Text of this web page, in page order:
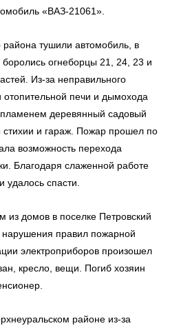
«ВАЗ-21061».
района тушили автомобиль, в
огнеборцы 21, 24, 23 и
Из-за неправильного
отопительной печи и дымохода
деревянный садовый
стихии и гараж. Пожар прошел по
возможность перехода
Благодаря слаженной работе
спасти.
из домов в поселке Петровский
нарушения правил пожарной
электроприборов произошел
кресло, вещи. Погиб хозяин
районе из-за